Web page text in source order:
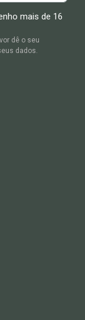
mais de 16
dê o seu
dados.